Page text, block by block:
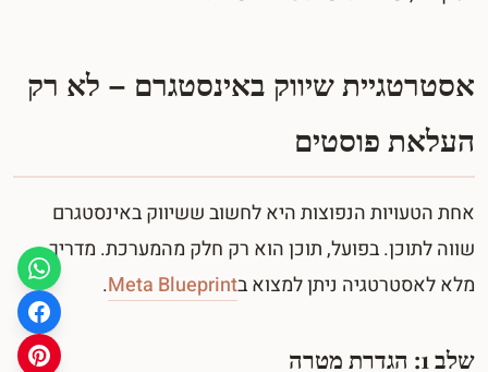
אסטרטגיית שיווק באינסטגרם – לא רק
העלאת פוסטים
אחת הטעויות הנפוצות היא לחשוב ששיווק באינסטגרם
שווה לתוכן. בפועל, תוכן הוא רק חלק מהמערכת. מדריך
מלא לאסטרטגיה ניתן למצוא בMeta Blueprint
.
שלב 1: הגדרת מטרה